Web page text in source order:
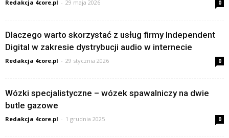
Redakcja 4core.pl - 29 maja 2026 0
Dlaczego warto skorzystać z usług firmy Independent
Digital w zakresie dystrybucji audio w internecie
Redakcja 4core.pl - 29 stycznia 2026 0
Wózki specjalistyczne – wózek spawalniczy na dwie
butle gazowe
Redakcja 4core.pl - 1 grudnia 2025 0